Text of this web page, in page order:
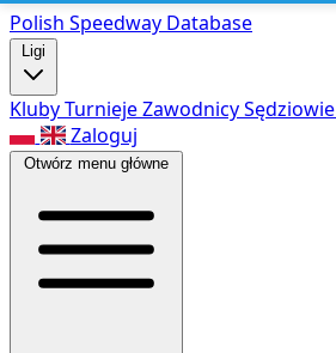
Polish Speedway Database
Ligi
KlubyTurniejeZawodnicySędziowie
Zaloguj
Otwórz menu główne